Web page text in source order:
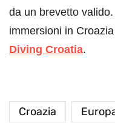
da un brevetto
immersioni in
Diving Croatia.
Croazia